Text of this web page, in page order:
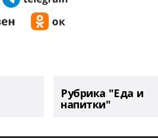
Рубрика "Еда и
напитки"